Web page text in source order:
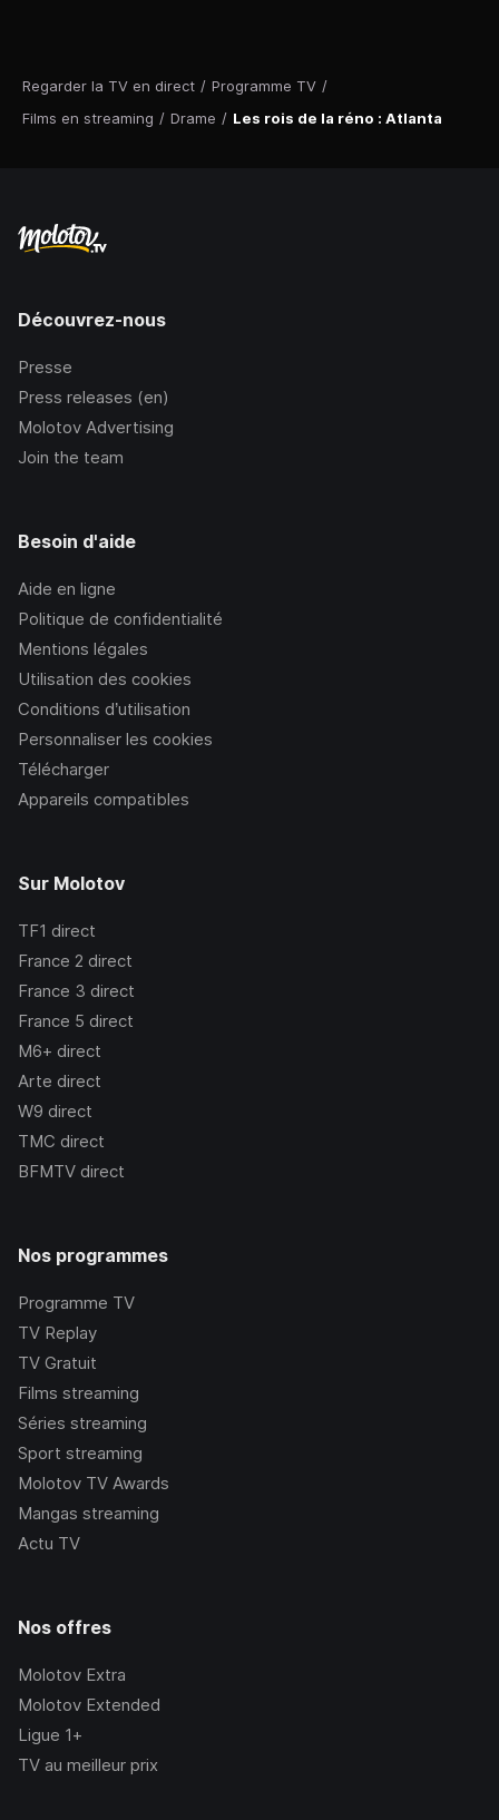
Regarder la TV en direct / Programme TV /
Films en streaming / Drame / Les rois de la réno : Atlanta
Découvrez-nous
Presse
Press releases (en)
Molotov Advertising
Join the team
Besoin d'aide
Aide en ligne
Politique de confidentialité
Mentions légales
Utilisation des cookies
Conditions d’utilisation
Personnaliser les cookies
Télécharger
Appareils compatibles
Sur Molotov
TF1 direct
France 2 direct
France 3 direct
France 5 direct
M6+ direct
Arte direct
W9 direct
TMC direct
BFMTV direct
Nos programmes
Programme TV
TV Replay
TV Gratuit
Films streaming
Séries streaming
Sport streaming
Molotov TV Awards
Mangas streaming
Actu TV
Nos offres
Molotov Extra
Molotov Extended
Ligue 1+
TV au meilleur prix